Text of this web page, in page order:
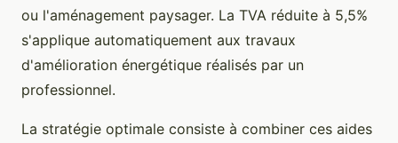
ou l'aménagement paysager. La TVA réduite à 5,5%
s'applique automatiquement aux travaux
d'amélioration énergétique réalisés par un
professionnel.
La stratégie optimale consiste à combiner ces aides